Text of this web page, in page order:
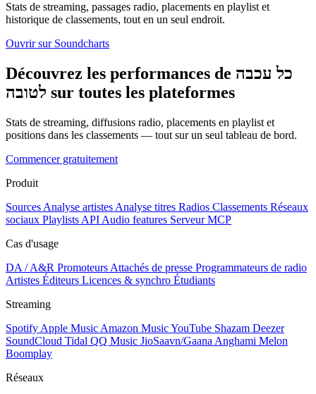
Stats de streaming, passages radio, placements en playlist et
historique de classements, tout en un seul endroit.
Ouvrir sur Soundcharts
Découvrez les performances de כל עכבה
לטובה sur toutes les plateformes
Stats de streaming, diffusions radio, placements en playlist et
positions dans les classements — tout sur un seul tableau de bord.
Commencer gratuitement
Produit
Sources Analyse artistes Analyse titres Radios Classements Réseaux
sociaux Playlists API Audio features Serveur MCP
Cas d'usage
DA / A&R Promoteurs Attachés de presse Programmateurs de radio
Artistes Éditeurs Licences & synchro Étudiants
Streaming
Spotify Apple Music Amazon MusicYouTube Shazam Deezer
SoundCloud Tidal QQ Music JioSaavn/Gaana Anghami Melon
Boomplay
Réseaux